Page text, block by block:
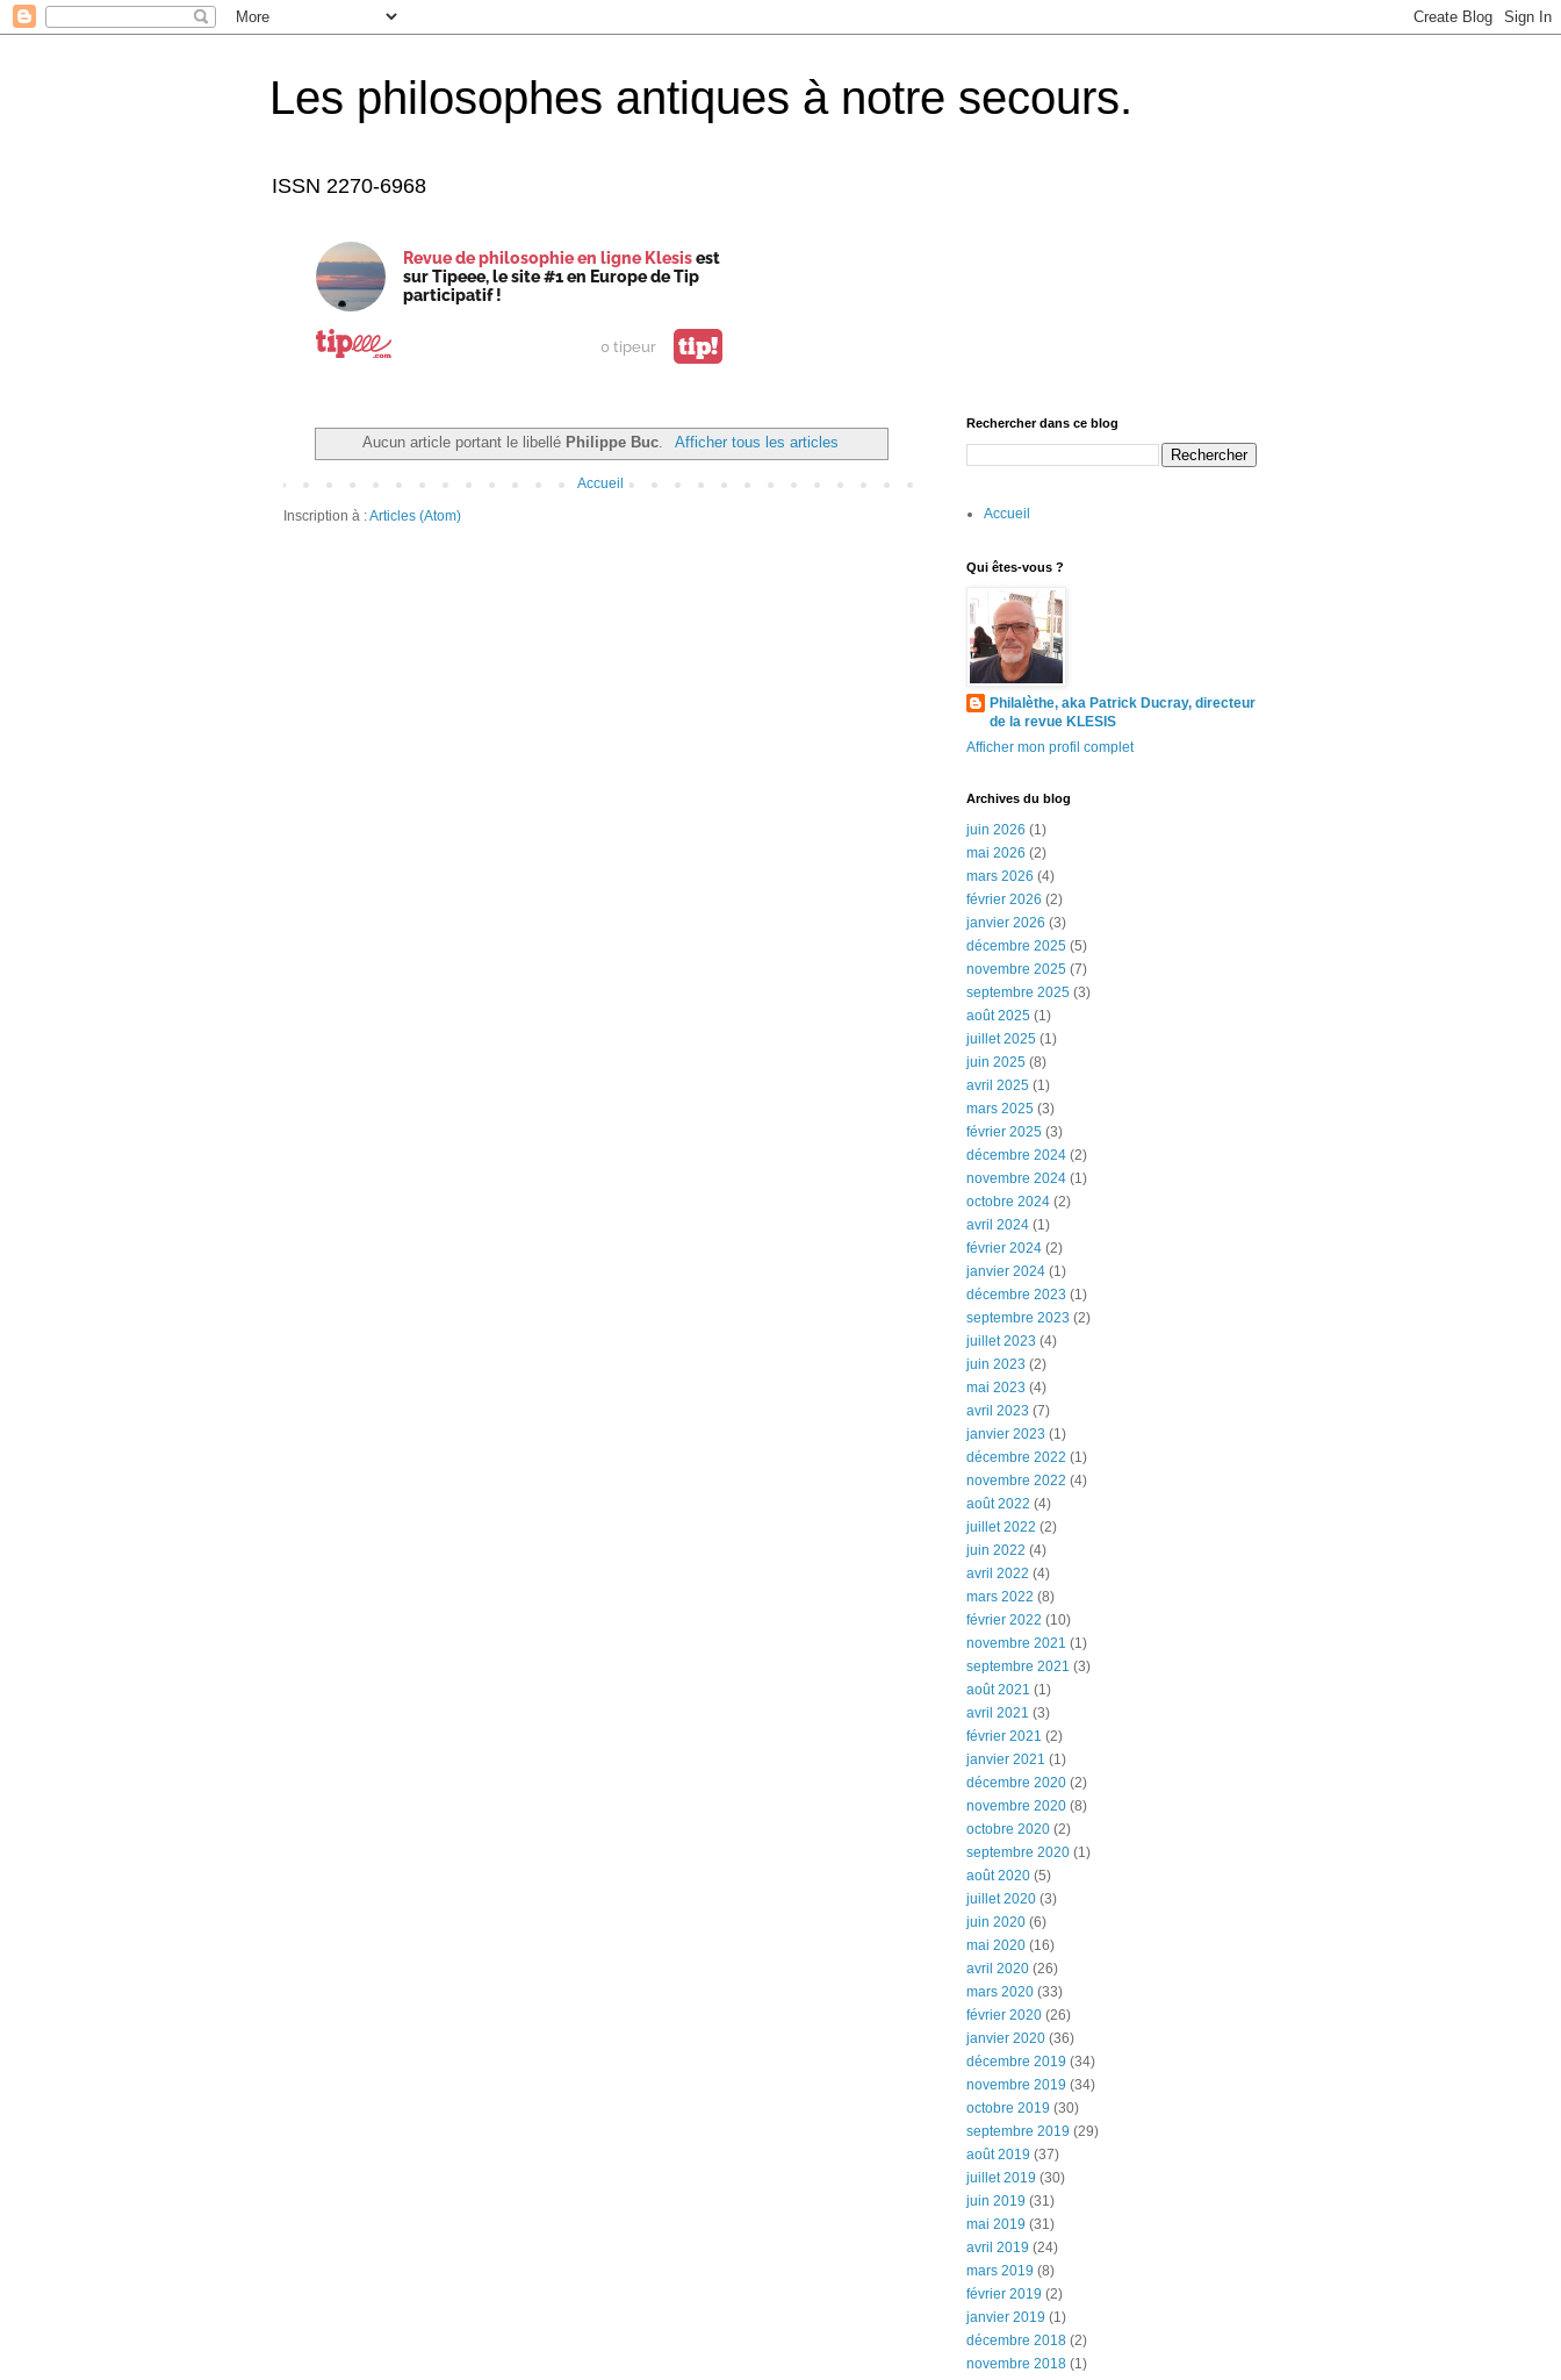
Les philosophes antiques à notre secours.
ISSN 2270-6968
Revue de philosophie en ligne Klesisest
sur Tipeee, le site #1 en Europe de Tip
participatif !
0 tipeur tip!
Aucun article portant le libellé Philippe Buc Afficher tous les articles
Accueil
Inscription à :Articles (Atom)
Rechercher dans ce blog
Accueil
Qui êtes-vous ?
Philalèthe, aka Patrick Ducray, directeur
de la revue KLESIS
Afficher mon profil complet
Archives du blog
juin 2026 (1)
mai 2026 (2)
mars 2026 (4)
février 2026 (2)
janvier 2026 (3)
décembre 2025 (5)
novembre 2025 (7)
septembre 2025 (3)
août 2025 (1)
juillet 2025 (1)
juin 2025 (8)
avril 2025 (1)
mars 2025 (3)
février 2025 (3)
décembre 2024 (2)
novembre 2024 (1)
octobre 2024 (2)
avril 2024 (1)
février 2024 (2)
janvier 2024 (1)
décembre 2023 (1)
septembre 2023 (2)
juillet 2023 (4)
juin 2023 (2)
mai 2023 (4)
avril 2023 (7)
janvier 2023 (1)
décembre 2022 (1)
novembre 2022 (4)
août 2022 (4)
juillet 2022 (2)
juin 2022 (4)
avril 2022 (4)
mars 2022 (8)
février 2022 (10)
novembre 2021 (1)
septembre 2021 (3)
août 2021 (1)
avril 2021 (3)
février 2021 (2)
janvier 2021 (1)
décembre 2020 (2)
novembre 2020 (8)
octobre 2020 (2)
septembre 2020 (1)
août 2020 (5)
juillet 2020 (3)
juin 2020 (6)
mai 2020 (16)
avril 2020 (26)
mars 2020 (33)
février 2020 (26)
janvier 2020 (36)
décembre 2019 (34)
novembre 2019 (34)
octobre 2019 (30)
septembre 2019 (29)
août 2019 (37)
juillet 2019 (30)
juin 2019 (31)
mai 2019 (31)
avril 2019 (24)
mars 2019 (8)
février 2019 (2)
janvier 2019 (1)
décembre 2018 (2)
novembre 2018 (1)